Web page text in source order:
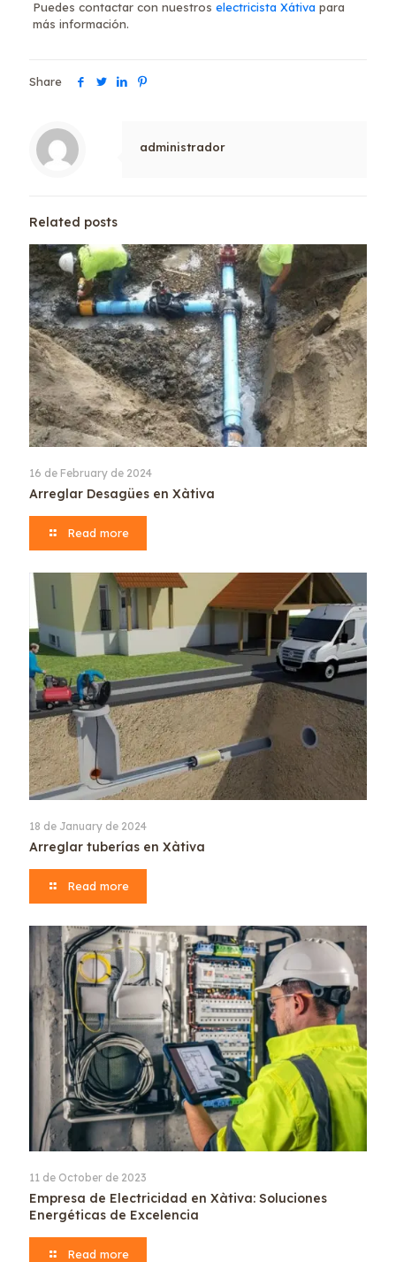
Puedes contactar con nuestros electricista Xátiva para
más información.
Share
administrador
Related posts
16 de February de 2024
Arreglar Desagües en Xàtiva
Read more
18 de January de 2024
Arreglar tuberías en Xàtiva
Read more
11 de October de 2023
Empresa de Electricidad en Xàtiva: Soluciones
Energéticas de Excelencia
Read more